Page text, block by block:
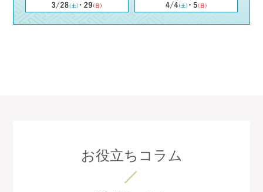
お役立ちコラム